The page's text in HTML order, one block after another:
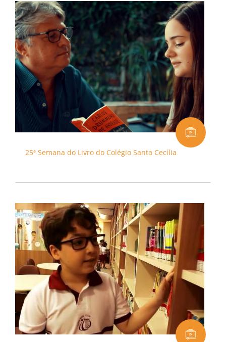
25ª Semana do Livro do Colégio Santa Cecília